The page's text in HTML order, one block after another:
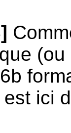
ici